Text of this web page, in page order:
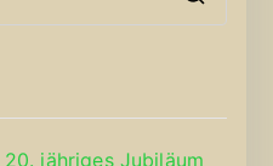
jähriges Jubiläum